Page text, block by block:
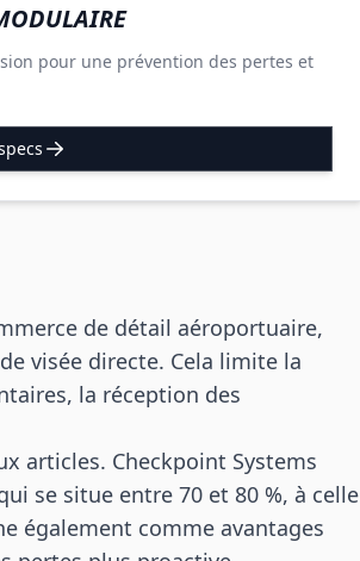
pour une prévention des pertes et
de détail aéroportuaire,
visée directe. Cela limite la
la réception des
articles. Checkpoint Systems
se situe entre 70 et 80 %, à celle
également comme avantages